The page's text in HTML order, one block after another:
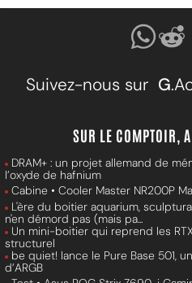
Suivez-nous sur G
SUR LE COMPTOIR,
DRAM+ : un projet allemand de
l’oxyde de hafnium
Cabine • Cooler Master NR200P
L'ère du boitier aquarium,
n'en démord pas (mais pa...
Un mini-boitier qui reprend les
structurel
be quiet! lance le Pure Base 501,
d’ARGB